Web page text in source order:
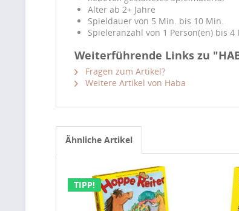
Alter ab 2+ Jahre
Spieldauer von 5 Min. bis 10 Min.
Spieleranzahl von 1 Person(en) bis 4
Weiterführende Links zu
Fragen zum Artikel?
Weitere Artikel von Haba
Ähnliche Artikel
TIPP!